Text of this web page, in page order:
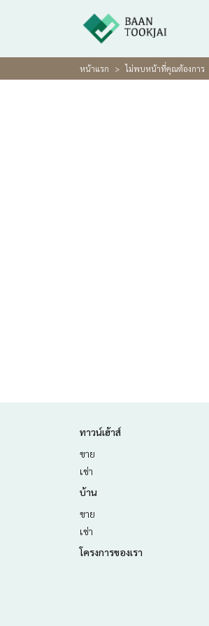
หน้าแรก ไม่พบหน้าที่คุณต้องการ
ทาวน์เฮ้าส์
ขาย
เช่า
บ้าน
ขาย
เช่า
โครงการของเรา